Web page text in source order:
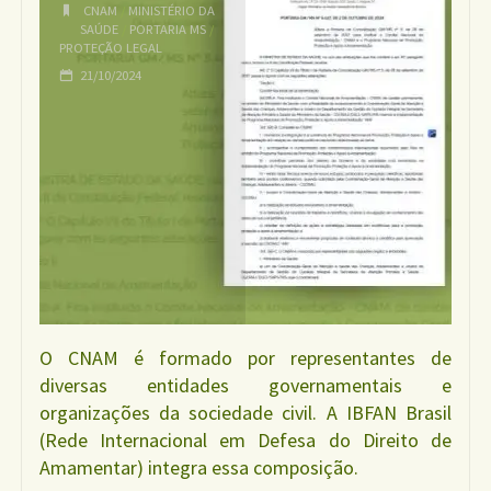
Programa
Amamentação"
CNAM
MINISTÉRIO DA
SAÚDE/ PORTARIA MS/
PROTEÇÃO LEGAL
21/10/2024
O CNAM é formado por representantes de
diversas entidades governamentais e
organizações da sociedade civil. A IBFAN Brasil
(Rede Internacional em Defesa do Direito de
Amamentar) integra essa composição.